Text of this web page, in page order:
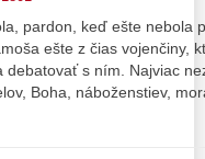
pardon, keď ešte nebola
ešte z čias vojenčiny,
s ním. Najviac
Boha, náboženstiev,